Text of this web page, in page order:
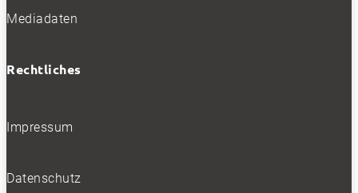
Mediadaten
Rechtliches
Impressum
Datenschutz